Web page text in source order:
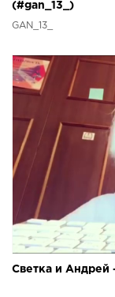
(#gan_13_)
GAN_13_
Светка и Андрей